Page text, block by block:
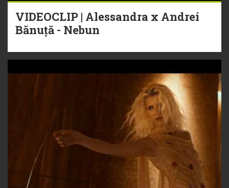
VIDEOCLIP | Alessandra x Andrei
Bănuță - Nebun